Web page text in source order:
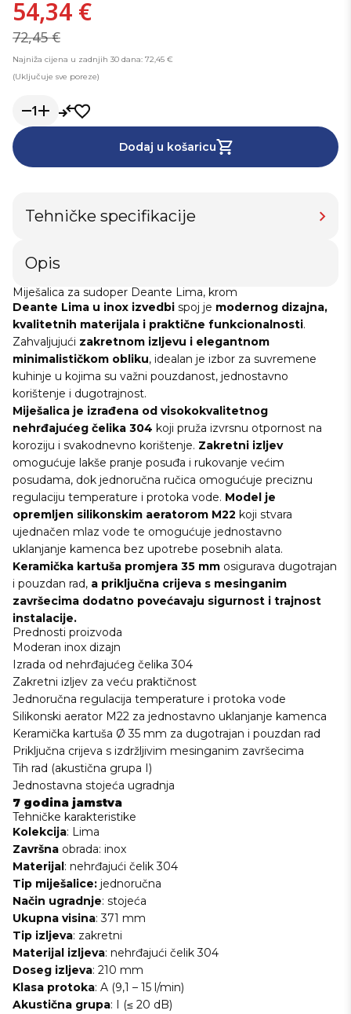
54,34 €
72,45 €
Najniža cijena u zadnjih 30 dana: 72,45 €
(Uključuje sve poreze)
1
Dodaj u košaricu
Tehničke specifikacije
Opis
Miješalica za sudoper Deante Lima, krom
Deante Lima u inox izvedbi spoj je modernog dizajna,
kvalitetnih materijala i praktične funkcionalnosti.
Zahvaljujući zakretnom izljevu i elegantnom
minimalističkom obliku, idealan je izbor za suvremene
kuhinje u kojima su važni pouzdanost, jednostavno
korištenje i dugotrajnost.
Miješalica je izrađena od visokokvalitetnog
nehrđajućeg čelika 304 koji pruža izvrsnu otpornost na
koroziju i svakodnevno korištenje. Zakretni izljev
omogućuje lakše pranje posuđa i rukovanje većim
posudama, dok jednoručna ručica omogućuje preciznu
regulaciju temperature i protoka vode. Model je
opremljen silikonskim aeratorom M22 koji stvara
ujednačen mlaz vode te omogućuje jednostavno
uklanjanje kamenca bez upotrebe posebnih alata.
Keramička kartuša promjera 35 mm osigurava dugotrajan
i pouzdan rad, a priključna crijeva s mesinganim
završecima dodatno povećavaju sigurnost i trajnost
instalacije.
Prednosti proizvoda
Moderan inox dizajn
Izrada od nehrđajućeg čelika 304
Zakretni izljev za veću praktičnost
Jednoručna regulacija temperature i protoka vode
Silikonski aerator M22 za jednostavno uklanjanje kamenca
Keramička kartuša Ø 35 mm za dugotrajan i pouzdan rad
Priključna crijeva s izdržljivim mesinganim završecima
Tih rad (akustična grupa I)
Jednostavna stojeća ugradnja
7 godina jamstva
Tehničke karakteristike
Kolekcija: Lima
Završna obrada: inox
Materijal: nehrđajući čelik 304
Tip miješalice: jednoručna
Način ugradnje: stojeća
Ukupna visina: 371 mm
Tip izljeva: zakretni
Materijal izljeva: nehrđajući čelik 304
Doseg izljeva: 210 mm
Klasa protoka: A (9,1 – 15 l/min)
Akustična grupa: I (≤ 20 dB)